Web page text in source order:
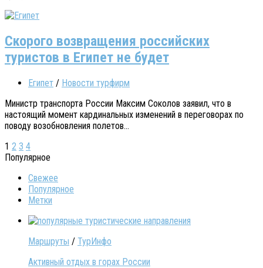
Скорого возвращения российских
туристов в Египет не будет
Египет / Новости турфирм
Министр транспорта России Максим Соколов заявил, что в
настоящий момент кардинальных изменений в переговорах по
поводу возобновления полетов...
1 2 3 4
Популярное
Свежее
Популярное
Метки
Маршруты / ТурИнфо
Активный отдых в горах России